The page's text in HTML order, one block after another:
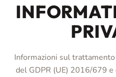
Informazioni sul
del GDPR (UE) 2016/679